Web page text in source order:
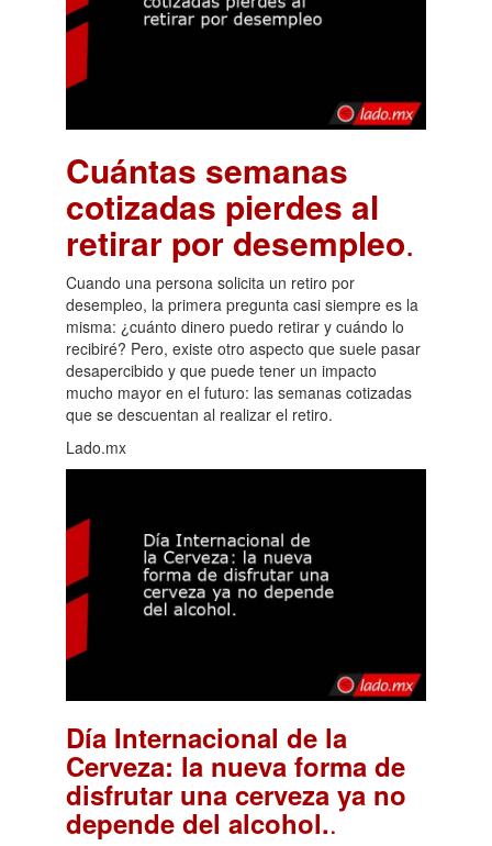
Cuántas semanas
cotizadas pierdes al
retirar por desempleo.
Cuando una persona solicita un retiro por
desempleo, la primera pregunta casi siempre es la
misma: ¿cuánto dinero puedo retirar y cuándo lo
recibiré? Pero, existe otro aspecto que suele pasar
desapercibido y que puede tener un impacto
mucho mayor en el futuro: las semanas cotizadas
que se descuentan al realizar el retiro.
Lado.mx
Día Internacional de la
Cerveza: la nueva forma de
disfrutar una cerveza ya no
depende del alcohol..